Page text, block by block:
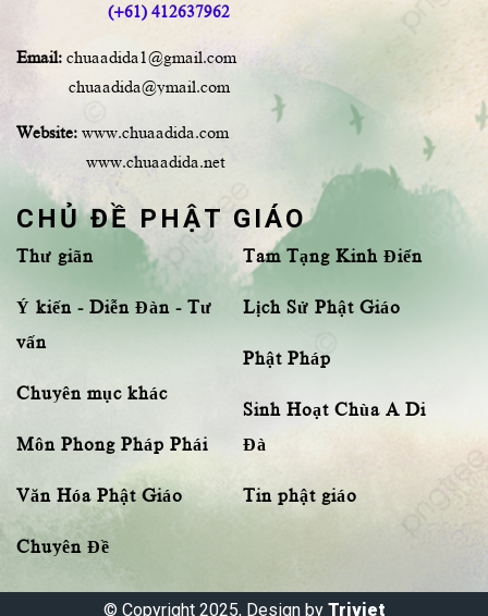
(+61) 412637962
Email: chuaadida1@gmail.com
chuaadida@ymail.com
Website: www.chuaadida.com
www.chuaadida.net
CHỦ ĐỀ PHẬT GIÁO
Thư giãn
Ý kiến - Diễn Đàn - Tư
vấn
Chuyên mục khác
Môn Phong Pháp Phái
Văn Hóa Phật Giáo
Chuyên Đề
Tam Tạng Kinh Điển
Lịch Sử Phật Giáo
Phật Pháp
Sinh Hoạt Chùa A Di
Đà
Tin phật giáo
© Copyright 2025, Design by Triviet